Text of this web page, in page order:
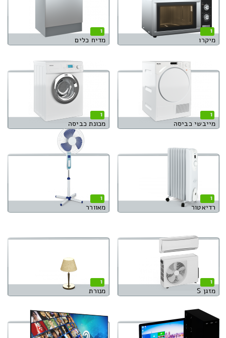
1
מיקרו
1
מדיח כלים
1
מייבשי כביסה
1
מכונת כביסה
1
רדיאטור
1
מאוורר
1
מזגן S
1
מנורת